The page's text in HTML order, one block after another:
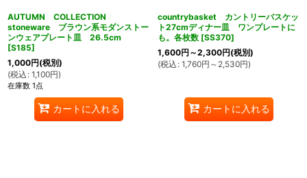
AUTUMN COLLECTION
stoneware ブラウン系モダンストー
ンウェアプレート皿 26.5cm
[S185]
1,000円(税別)
(税込 : 1,100円)
在庫数 1点
カートに入れる
countrybasket カントリーバスケッ
ト27cmディナー皿 ワンプレートに
も。各枚数 [SS370]
1,600円 ～2,300円(税別)
(税込 : 1,760円 ～2,530円)
カートに入れる